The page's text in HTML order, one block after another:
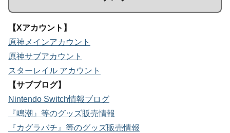
【Xアカウント】
原神メインアカウント
原神サブアカウント
スターレイル アカウント
【サブブログ】
Nintendo Switch情報ブログ
『鳴潮』等のグッズ販売情報
『カグラバチ』等のグッズ販売情報